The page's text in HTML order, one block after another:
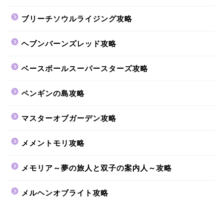
ブリーチソウルライジング攻略
ヘブンバーンズレッド攻略
ベースボールスーパースターズ攻略
ペンギンの島攻略
マスターオブガーデン攻略
メメントモリ攻略
メモリア～夢の旅人と双子の案内人～攻略
メルヘンオブライト攻略